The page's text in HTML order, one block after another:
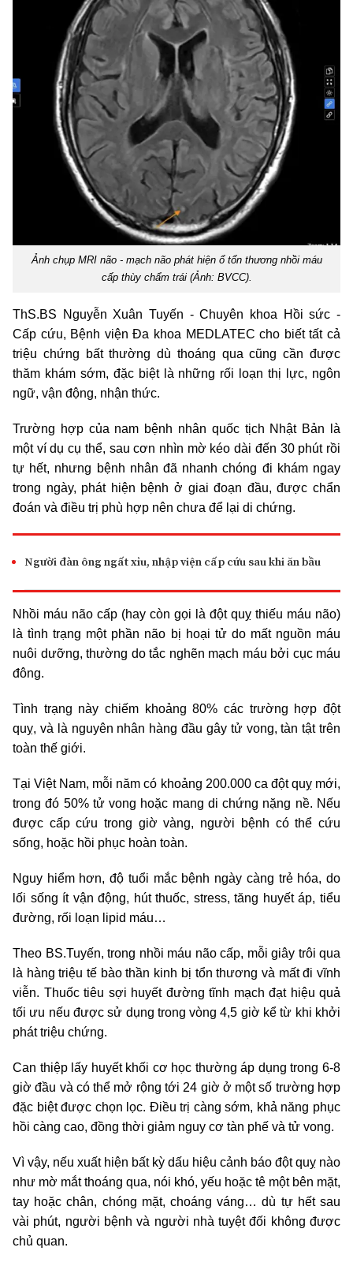
Ảnh chụp MRI não - mạch não phát hiện ổ tổn thương nhồi máu
cấp thùy chẩm trái (Ảnh: BVCC).
ThS.BS Nguyễn Xuân Tuyến - Chuyên khoa Hồi sức -
Cấp cứu, Bệnh viện Đa khoa MEDLATEC cho biết tất cả
triệu chứng bất thường dù thoáng qua cũng cần được
thăm khám sớm, đặc biệt là những rối loạn thị lực, ngôn
ngữ, vận động, nhận thức.
Trường hợp của nam bệnh nhân quốc tịch Nhật Bản là
một ví dụ cụ thể, sau cơn nhìn mờ kéo dài đến 30 phút rồi
tự hết, nhưng bệnh nhân đã nhanh chóng đi khám ngay
trong ngày, phát hiện bệnh ở giai đoạn đầu, được chẩn
đoán và điều trị phù hợp nên chưa để lại di chứng.
Người đàn ông ngất xỉu, nhập viện cấp cứu sau khi ăn bầu
Nhồi máu não cấp (hay còn gọi là đột quỵ thiếu máu não)
là tình trạng một phần não bị hoại tử do mất nguồn máu
nuôi dưỡng, thường do tắc nghẽn mạch máu bởi cục máu
đông.
Tình trạng này chiếm khoảng 80% các trường hợp đột
quỵ, và là nguyên nhân hàng đầu gây tử vong, tàn tật trên
toàn thế giới.
Tại Việt Nam, mỗi năm có khoảng 200.000 ca đột quỵ mới,
trong đó 50% tử vong hoặc mang di chứng nặng nề. Nếu
được cấp cứu trong giờ vàng, người bệnh có thể cứu
sống, hoặc hồi phục hoàn toàn.
Nguy hiểm hơn, độ tuổi mắc bệnh ngày càng trẻ hóa, do
lối sống ít vận động, hút thuốc, stress, tăng huyết áp, tiểu
đường, rối loạn lipid máu…
Theo BS.Tuyến, trong nhồi máu não cấp, mỗi giây trôi qua
là hàng triệu tế bào thần kinh bị tổn thương và mất đi vĩnh
viễn. Thuốc tiêu sợi huyết đường tĩnh mạch đạt hiệu quả
tối ưu nếu được sử dụng trong vòng 4,5 giờ kể từ khi khởi
phát triệu chứng.
Can thiệp lấy huyết khối cơ học thường áp dụng trong 6-8
giờ đầu và có thể mở rộng tới 24 giờ ở một số trường hợp
đặc biệt được chọn lọc. Điều trị càng sớm, khả năng phục
hồi càng cao, đồng thời giảm nguy cơ tàn phế và tử vong.
Vì vậy, nếu xuất hiện bất kỳ dấu hiệu cảnh báo đột quỵ nào
như mờ mắt thoáng qua, nói khó, yếu hoặc tê một bên mặt,
tay hoặc chân, chóng mặt, choáng váng… dù tự hết sau
vài phút, người bệnh và người nhà tuyệt đối không được
chủ quan.